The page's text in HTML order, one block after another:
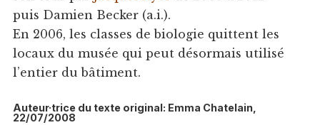
puis Damien Becker (a.i.).
En 2006, les classes de biologie quittent les
locaux du musée qui peut désormais utilisé
l’entier du bâtiment.
Auteur·trice du texte original: Emma Chatelain,
22/07/2008